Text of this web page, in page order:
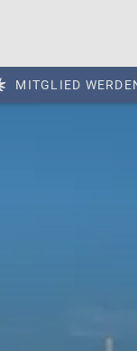
MITGLIED